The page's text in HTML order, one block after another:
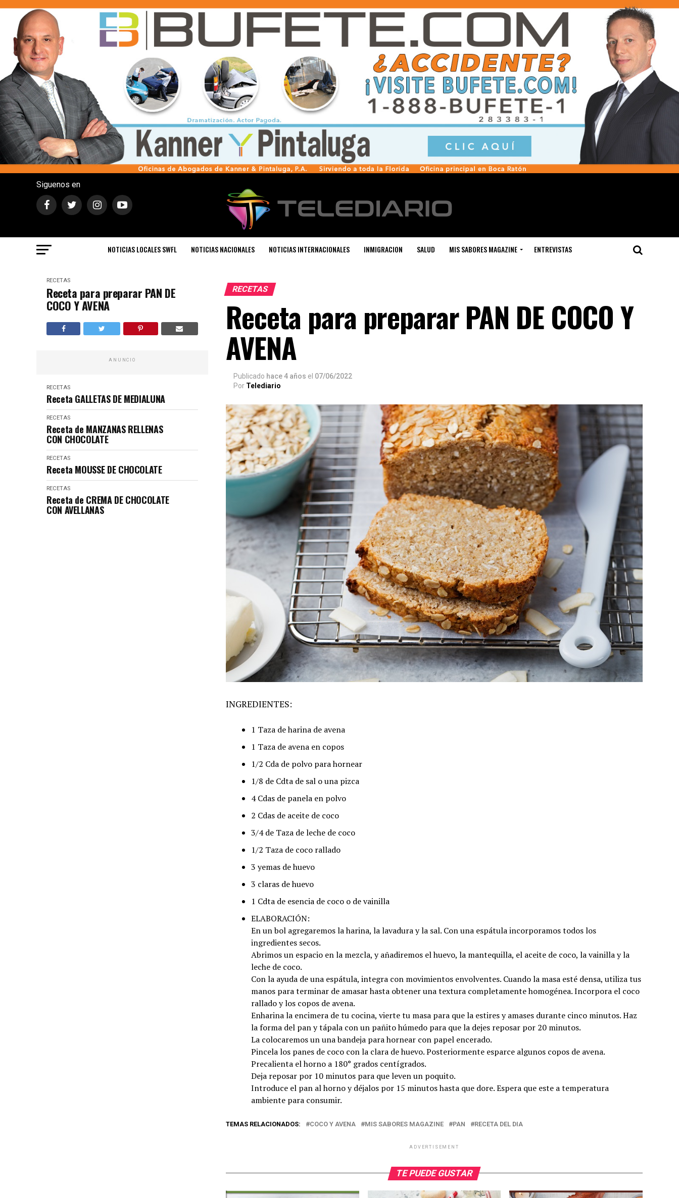
Siguenos en
NOTICIAS LOCALES SWFL NOTICIAS NACIONALES NOTICIAS INTERNACIONALES INMIGRACION SALUD MIS SABORES MAGAZINE ENTREVISTAS
RECETAS
Receta para preparar PAN DE
COCO Y AVENA
ANUNCIO
RECETAS
Receta GALLETAS DE MEDIALUNA
RECETAS
Receta de MANZANAS RELLENAS
CON CHOCOLATE
RECETAS
Receta MOUSSE DE CHOCOLATE
RECETAS
Receta de CREMA DE CHOCOLATE
CON AVELLANAS
RECETAS
Receta para preparar PAN DE COCO Y
AVENA
Publicado hace 4 años el 07/06/2022
Por Telediario
INGREDIENTES:
1 Taza de harina de avena
1 Taza de avena en copos
1/2 Cda de polvo para hornear
1/8 de Cdta de sal o una pizca
4 Cdas de panela en polvo
2 Cdas de aceite de coco
3/4 de Taza de leche de coco
1/2 Taza de coco rallado
3 yemas de huevo
3 claras de huevo
1 Cdta de esencia de coco o de vainilla
ELABORACIÓN:
En un bol agregaremos la harina, la lavadura y la sal. Con una espátula incorporamos todos los
ingredientes secos.
Abrimos un espacio en la mezcla, y añadiremos el huevo, la mantequilla, el aceite de coco, la vainilla y la
leche de coco.
Con la ayuda de una espátula, integra con movimientos envolventes. Cuando la masa esté densa, utiliza tus
manos para terminar de amasar hasta obtener una textura completamente homogénea. Incorpora el coco
rallado y los copos de avena.
Enharina la encimera de tu cocina, vierte tu masa para que la estires y amases durante cinco minutos. Haz
la forma del pan y tápala con un pañito húmedo para que la dejes reposar por 20 minutos.
La colocaremos un una bandeja para hornear con papel encerado.
Pincela los panes de coco con la clara de huevo. Posteriormente esparce algunos copos de avena.
Precalienta el horno a 180° grados centígrados.
Deja reposar por 10 minutos para que leven un poquito.
Introduce el pan al horno y déjalos por 15 minutos hasta que dore. Espera que este a temperatura
ambiente para consumir.
TEMAS RELACIONADOS: COCO Y AVENA MIS SABORES MAGAZINE PAN RECETA DEL DIA
ADVERTISEMENT
TE PUEDE GUSTAR